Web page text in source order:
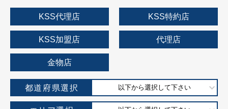
KSS代理店 KSS特約店
KSS加盟店 代理店
金物店
都道府県選択 以下から選択して下さい